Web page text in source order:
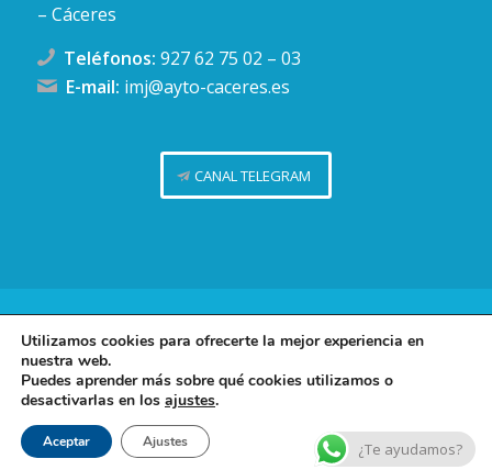
– Cáceres
Teléfonos: 927 62 75 02 – 03
E-mail: imj@ayto-caceres.es
CANAL TELEGRAM
Concejalía de Juventud (Ayuntamiento de Cáceres)
Facebook
TwitterTelegram
Política de privacidad
Política de cookies
Contacto
Utilizamos cookies para ofrecerte la mejor experiencia en
nuestra web.
Puedes aprender más sobre qué cookies utilizamos o
desactivarlas en los ajustes.
Aceptar Ajustes ¿Te ayudamos?